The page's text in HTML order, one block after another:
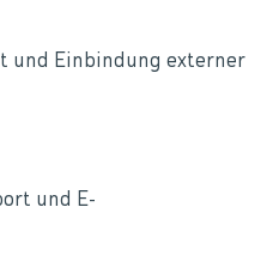
und Einbindung externer
und E-